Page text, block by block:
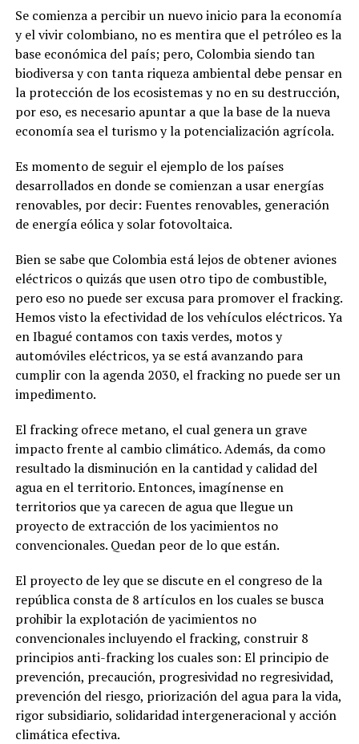
Se comienza a percibir un nuevo inicio para la economía
y el vivir colombiano, no es mentira que el petróleo es la
base económica del país; pero, Colombia siendo tan
biodiversa y con tanta riqueza ambiental debe pensar en
la protección de los ecosistemas y no en su destrucción,
por eso, es necesario apuntar a que la base de la nueva
economía sea el turismo y la potencialización agrícola.
Es momento de seguir el ejemplo de los países
desarrollados en donde se comienzan a usar energías
renovables, por decir: Fuentes renovables, generación
de energía eólica y solar fotovoltaica.
Bien se sabe que Colombia está lejos de obtener aviones
eléctricos o quizás que usen otro tipo de combustible,
pero eso no puede ser excusa para promover el fracking.
Hemos visto la efectividad de los vehículos eléctricos. Ya
en Ibagué contamos con taxis verdes, motos y
automóviles eléctricos, ya se está avanzando para
cumplir con la agenda 2030, el fracking no puede ser un
impedimento.
El fracking ofrece metano, el cual genera un grave
impacto frente al cambio climático. Además, da como
resultado la disminución en la cantidad y calidad del
agua en el territorio. Entonces, imagínense en
territorios que ya carecen de agua que llegue un
proyecto de extracción de los yacimientos no
convencionales. Quedan peor de lo que están.
El proyecto de ley que se discute en el congreso de la
república consta de 8 artículos en los cuales se busca
prohibir la explotación de yacimientos no
convencionales incluyendo el fracking, construir 8
principios anti-fracking los cuales son: El principio de
prevención, precaución, progresividad no regresividad,
prevención del riesgo, priorización del agua para la vida,
rigor subsidiario, solidaridad intergeneracional y acción
climática efectiva.